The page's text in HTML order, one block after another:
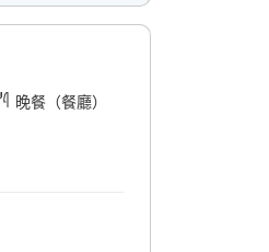
晚餐（餐廳）